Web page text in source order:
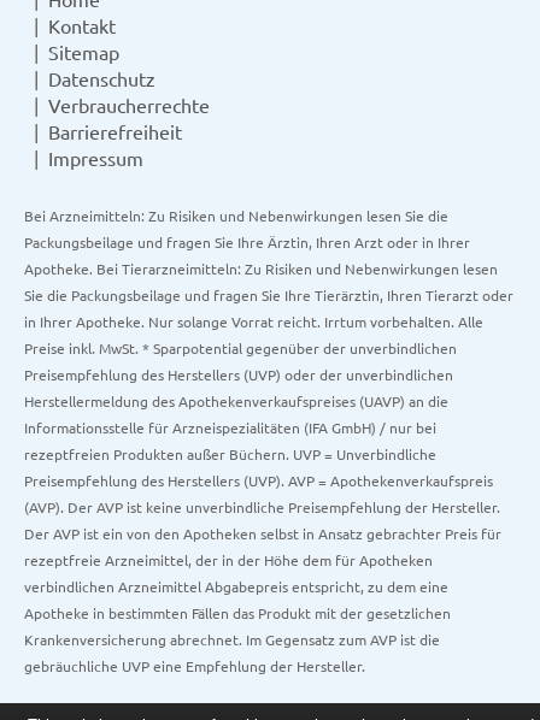
Kontakt
Sitemap
Datenschutz
Verbraucherrechte
Barrierefreiheit
Impressum
Bei Arzneimitteln: Zu Risiken und Nebenwirkungen lesen Sie die
Packungsbeilage und fragen Sie Ihre Ärztin, Ihren Arzt oder in Ihrer
Apotheke. Bei Tierarzneimitteln: Zu Risiken und Nebenwirkungen lesen
Sie die Packungsbeilage und fragen Sie Ihre Tierärztin, Ihren Tierarzt oder
in Ihrer Apotheke. Nur solange Vorrat reicht. Irrtum vorbehalten. Alle
Preise inkl. MwSt. * Sparpotential gegenüber der unverbindlichen
Preisempfehlung des Herstellers (UVP) oder der unverbindlichen
Herstellermeldung des Apothekenverkaufspreises (UAVP) an die
Informationsstelle für Arzneispezialitäten (IFA GmbH) / nur bei
rezeptfreien Produkten außer Büchern. UVP = Unverbindliche
Preisempfehlung des Herstellers (UVP). AVP = Apothekenverkaufspreis
(AVP). Der AVP ist keine unverbindliche Preisempfehlung der Hersteller.
Der AVP ist ein von den Apotheken selbst in Ansatz gebrachter Preis für
rezeptfreie Arzneimittel, der in der Höhe dem für Apotheken
verbindlichen Arzneimittel Abgabepreis entspricht, zu dem eine
Apotheke in bestimmten Fällen das Produkt mit der gesetzlichen
Krankenversicherung abrechnet. Im Gegensatz zum AVP ist die
gebräuchliche UVP eine Empfehlung der Hersteller.